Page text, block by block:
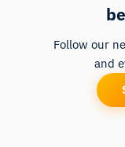
Follow our
and